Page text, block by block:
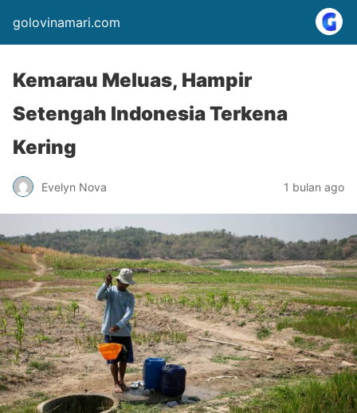
golovinamari.com
Kemarau Meluas, Hampir
Setengah Indonesia Terkena
Kering
Evelyn Nova 1 bulan ago